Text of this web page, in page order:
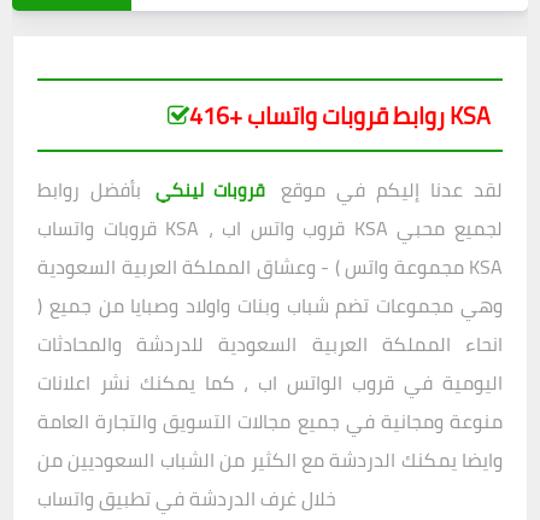
416+ روابط قروبات واتساب KSA
لقد عدنا إليكم في موقع قروبات لينكي بأفضل روابط
قروبات واتساب KSA ، قروب واتس اب KSA لجميع محبي
وعشاق المملكة العربية السعودية - ( مجموعة واتس KSA
) وهي مجموعات تضم شباب وبنات واولاد وصبايا من جميع
انحاء المملكة العربية السعودية للدردشة والمحادثات
اليومية في قروب الواتس اب ، كما يمكنك نشر اعلانات
منوعة ومجانية في جميع مجالات التسويق والتجارة العامة
وايضا يمكنك الدردشة مع الكثير من الشباب السعوديين من
خلال غرف الدردشة في تطبيق واتساب